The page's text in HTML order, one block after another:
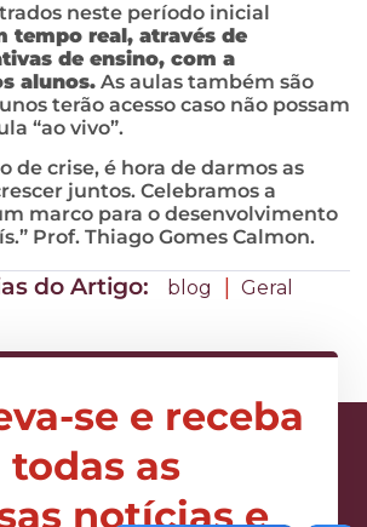
neste período inicial
tempo real, através de
de ensino, com a
alunos. As aulas também são
terão acesso caso não possam
“ao vivo”.
de crise, é hora de darmos as
juntos. Celebramos a
marco para o desenvolvimento
Prof. Thiago Gomes Calmon.
do Artigo: blog | Geral
se e receba
todas as
notícias e